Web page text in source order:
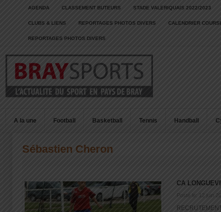
AGENDA CLASSEMENT BUTEURS STADE VALERIQUAIS 2022/2023
CLUBS & LIENS REPORTAGES PHOTOS DIVERS CALENDRIER
REPORTAGES PHOTOS DIVERS
A la une Football Basketball Tennis Handball
Sébastien Cheron
CA
Posté le: 12 juin